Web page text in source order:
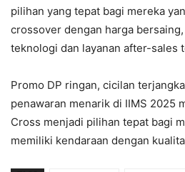
pilihan yang tepat bagi mereka
crossover dengan harga
teknologi dan layanan after-sales
Promo DP ringan, cicilan
penawaran menarik di IIMS 2025
Cross menjadi pilihan tepat bagi
memiliki kendaraan dengan